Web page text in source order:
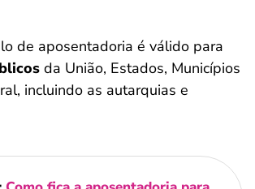
de aposentadoria é válido para
da União, Estados, Municípios
incluindo as autarquias e